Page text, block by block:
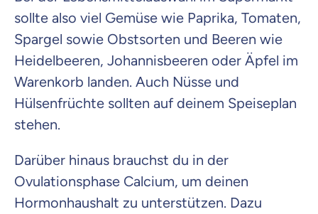
sollte also viel Gemüse wie Paprika, Tomaten,
Spargel sowie Obstsorten und Beeren wie
Heidelbeeren, Johannisbeeren oder Äpfel im
Warenkorb landen. Auch Nüsse und
Hülsenfrüchte sollten auf deinem Speiseplan
stehen.
Darüber hinaus brauchst du in der
Ovulationsphase Calcium, um deinen
Hormonhaushalt zu unterstützen. Dazu